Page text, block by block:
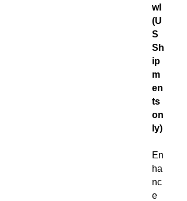
wl
(U
S
Sh
ip
m
en
ts
on
ly)
En
ha
nc
e